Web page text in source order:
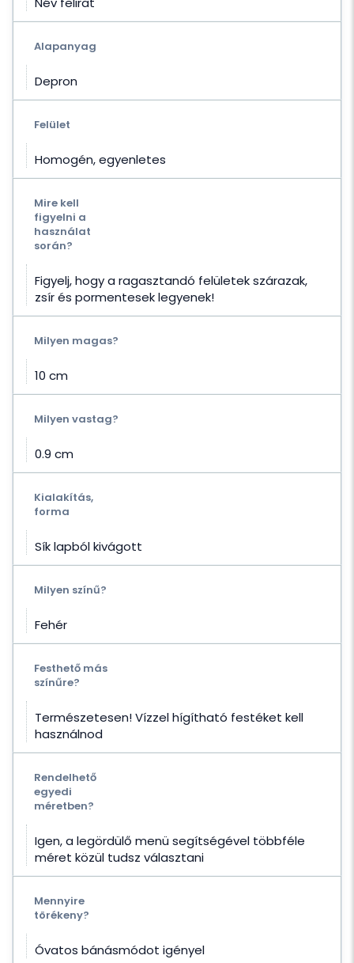
Alapanyag
Depron
Felület
Homogén, egyenletes
Mire kell
figyelni a
használat
során?
Figyelj, hogy a ragasztandó felületek szárazak,
zsír és pormentesek legyenek!
Milyen magas?
10 cm
Milyen vastag?
0.9 cm
Kialakítás,
forma
Sík lapból kivágott
Milyen színű?
Fehér
Festhető más
színűre?
Természetesen! Vízzel hígítható festéket kell
használnod
Rendelhető
egyedi
méretben?
Igen, a legördülő menü segítségével többféle
méret közül tudsz választani
Mennyire
törékeny?
Óvatos bánásmódot igényel